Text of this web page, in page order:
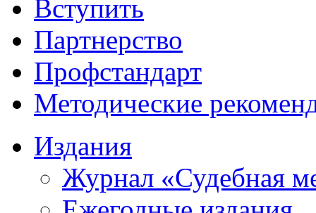
Вступить
Партнерство
Профстандарт
Методические
Издания
Журнал «Судебная